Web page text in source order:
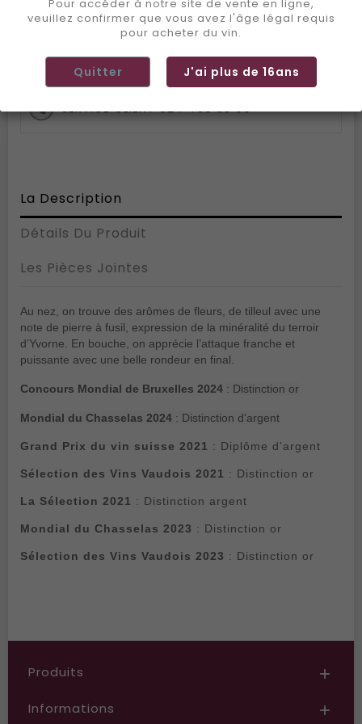
EXPÉDITION SOUS 72H
2 MAGASINS OLLON / AIGLE
SERVICE CLIENT 024 466 33 00
La Description
Détails Du Produit
Les Pièces Jointes
Au nez, on trouve des arômes de fleurs, de tilleul avec une
note de pierre à fusil, expression de la minéralité du terroir
d’Yvorne. En bouche, on apprécie l’attaque franche et
puissante avec une belle rondeur en final.
Concours Mondial de Bruxelles 2024 : Distinction or
Mondial du Chasselas 2024 : Distinction d'argent
Grand Prix du vin suisse 2021 : Diplôme d'argent
Sélection des Vins Vaudois 2021 : Distinction or
La Sélection 2021 : Distinction argent
Mondial du Chasselas 2023 : Distinction or
Sélection des Vins Vaudois 2023 : Distinction or
Produits 
Informations 
Pour accéder à notre site de vente en ligne,
veuillez confirmer que vous avez l'âge légal requis
pour acheter du vin.
Quitter J'ai plus de 16ans